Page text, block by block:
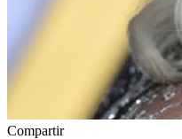
Compartir